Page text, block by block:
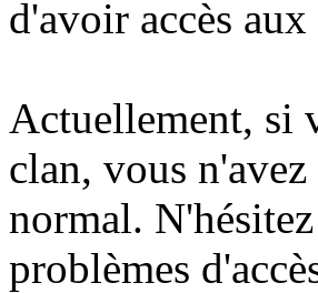
d'avoir accès
Actuellement, si
clan, vous
normal.
problèmes